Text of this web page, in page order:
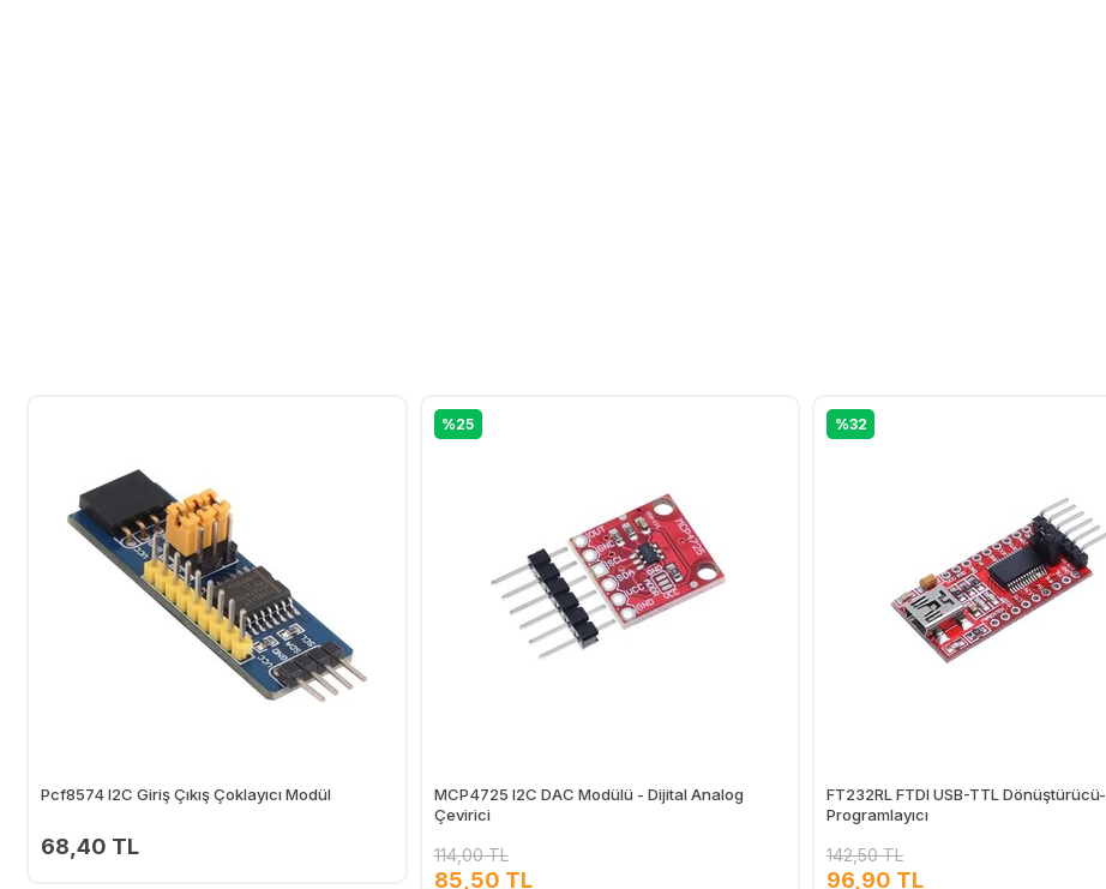
Pcf8574 I2C Giriş Çıkış Çoklayıcı Modül
68,40 TL
%25
MCP4725 I2C DAC Modülü - Dijital Analog
Çevirici
114,00 TL
85,50 TL
%32
FT232RL FTDI USB-TTL Dönüştürücü-
Programlayıcı
142,50 TL
96,90 TL